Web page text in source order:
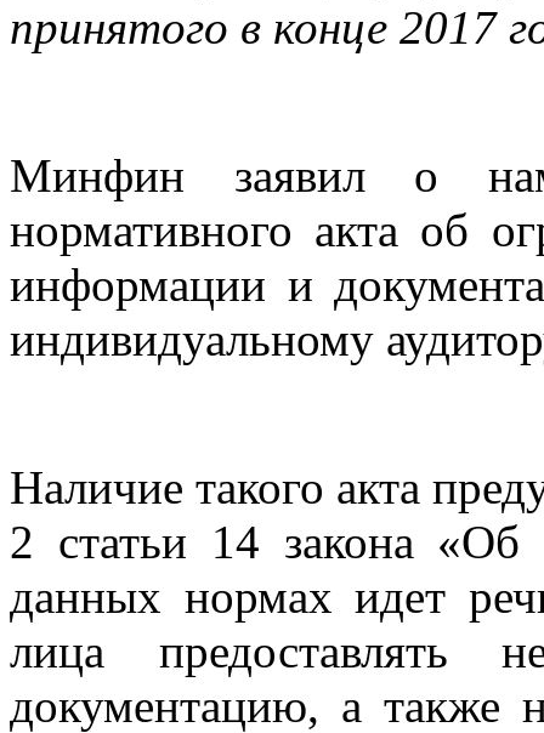
принятого в конце 2017
Минфин заявил о
нормативного акта об
информации и
индивидуальному
Наличие такого акта
2 статьи 14 закона «Об
данных нормах идет
лица предоставлять
документацию, а также